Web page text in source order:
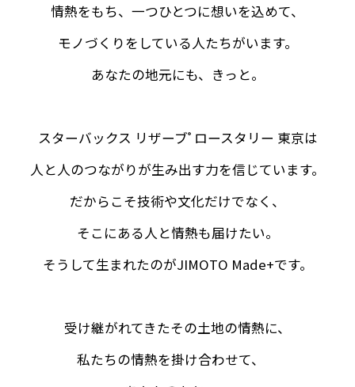
情熱をもち、⼀つひとつに想いを込めて、
モノづくりをしている⼈たちがいます。
あなたの地元にも、きっと。
スターバックス リザーブ®ロースタリー 東京は
人と人のつながりが生み出す力を信じています。
だからこそ技術や文化だけでなく、
そこにある人と情熱も届けたい。
そうして生まれたのがJIMOTO Made+です。
受け継がれてきたその土地の情熱に、
私たちの情熱を掛け合わせて、